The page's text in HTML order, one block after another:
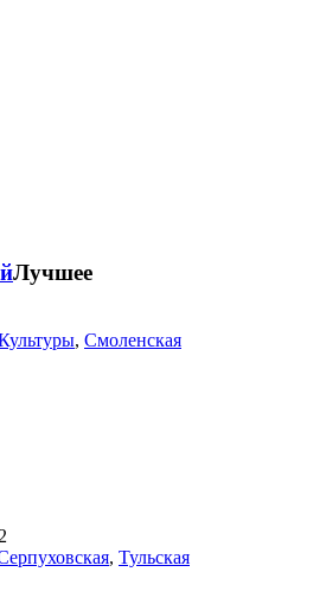
Лучшее
, Смоленская
, Тульская